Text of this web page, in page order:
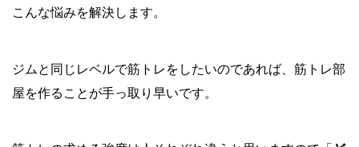
こんな悩みを解決します。
ジムと同じレベルで筋トレをしたいのであれば、筋トレ部
屋を作ることが手っ取り早いです。